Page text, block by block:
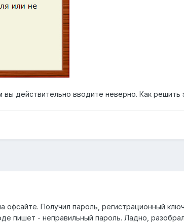
вы действительно вводите неверно. Как решить
офсайте. Получил пароль, регистрационный
пишет - неправильный пароль. Ладно,